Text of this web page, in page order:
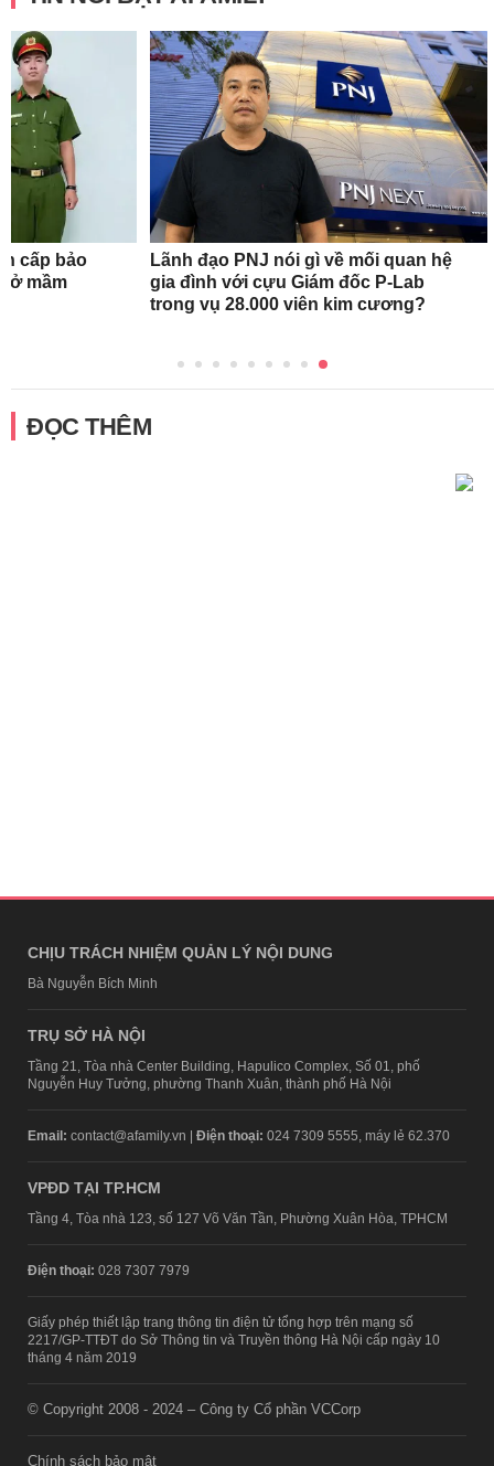
cấp bảo
mầm
Lãnh đạo PNJ nói gì về mối quan hệ
gia đình với cựu Giám đốc P-Lab
trong vụ 28.000 viên kim cương?
ĐỌC THÊM
CHỊU TRÁCH NHIỆM QUẢN LÝ NỘI DUNG
Bà Nguyễn Bích Minh
TRỤ SỞ HÀ NỘI
Tầng 21, Tòa nhà Center Building, Hapulico Complex, Số 01, phố
Nguyễn Huy Tưởng, phường Thanh Xuân, thành phố Hà Nội
Email: contact@afamily.vn | Điện thoại: 024 7309 5555, máy lẻ 62.370
VPĐD TẠI TP.HCM
Tầng 4, Tòa nhà 123, số 127 Võ Văn Tần, Phường Xuân Hòa, TPHCM
Điện thoại: 028 7307 7979
Giấy phép thiết lập trang thông tin điện tử tổng hợp trên mạng số
2217/GP-TTĐT do Sở Thông tin và Truyền thông Hà Nội cấp ngày 10
tháng 4 năm 2019
© Copyright 2008 - 2024 – Công ty Cổ phần VCCorp
Chính sách bảo mật